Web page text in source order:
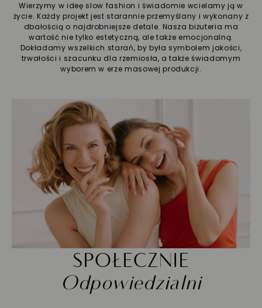
Wierzymy w ideę slow fashion i świadomie wcielamy ją w
życie. Każdy projekt jest starannie przemyślany i wykonany z
dbałością o najdrobniejsze detale. Nasza biżuteria ma
wartość nie tylko estetyczną, ale także emocjonalną.
Dokładamy wszelkich starań, by była symbolem jakości,
trwałości i szacunku dla rzemiosła, a także świadomym
wyborem w erze masowej produkcji.
SPOŁECZNIE
Odpowiedzialni